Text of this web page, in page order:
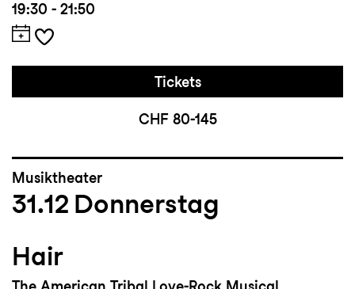
19:30 - 21:50
Tickets
CHF 80-145
Musiktheater
31.12 Donnerstag
Hair